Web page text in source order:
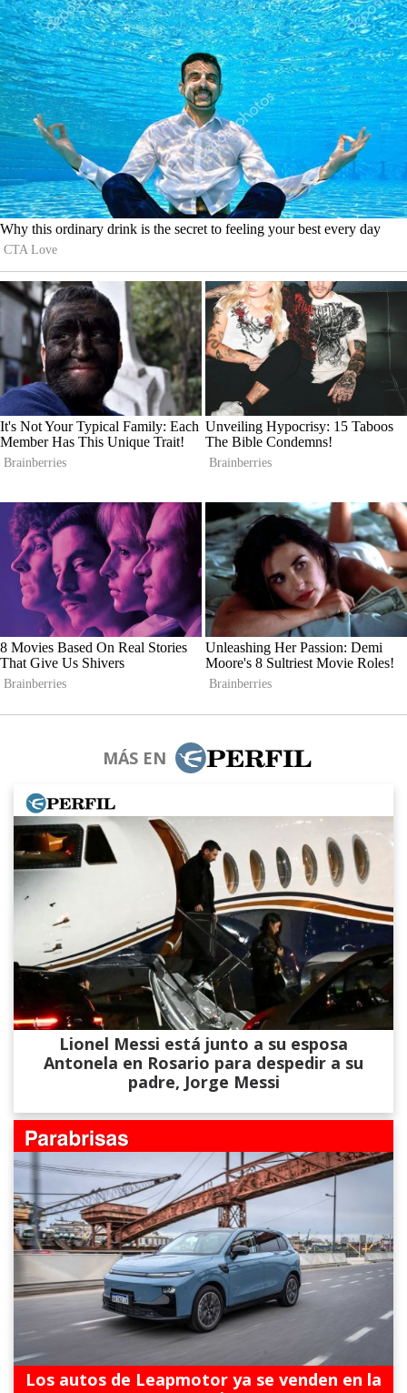
MÁS EN
Lionel Messi está junto a su esposa
Antonela en Rosario para despedir a su
padre, Jorge Messi
Los autos de Leapmotor ya se venden en la